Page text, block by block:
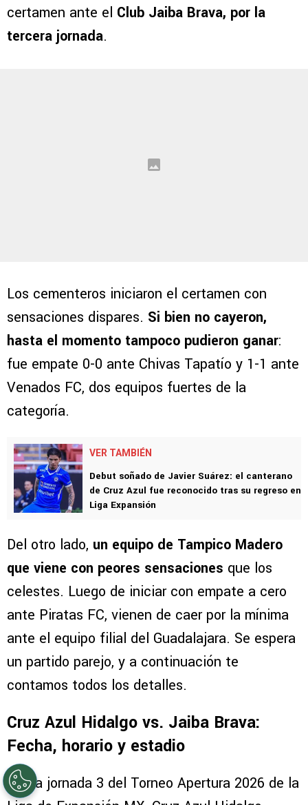
certamen ante el Club Jaiba Brava, por la
tercera jornada.
Los cementeros iniciaron el certamen con
sensaciones dispares. Si bien no cayeron,
hasta el momento tampoco pudieron ganar:
fue empate 0-0 ante Chivas Tapatío y 1-1 ante
Venados FC, dos equipos fuertes de la
categoría.
VER TAMBIÉN
Debut soñado de Javier Suárez: el canterano
de Cruz Azul fue reconocido tras su regreso en
Liga Expansión
Del otro lado, un equipo de Tampico Madero
que viene con peores sensaciones que los
celestes. Luego de iniciar con empate a cero
ante Piratas FC, vienen de caer por la mínima
ante el equipo filial del Guadalajara. Se espera
un partido parejo, y a continuación te
contamos todos los detalles.
Cruz Azul Hidalgo vs. Jaiba Brava:
Fecha, horario y estadio
Por la jornada 3 del Torneo Apertura 2026 de la